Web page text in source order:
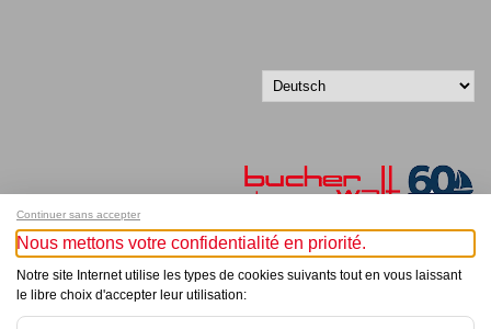
© Bucher+Walt 2011-2026
Continuer sans accepter
Nous mettons votre confidentialité en priorité.
Notre site Internet utilise les types de cookies suivants tout en vous laissant
le libre choix d'accepter leur utilisation: